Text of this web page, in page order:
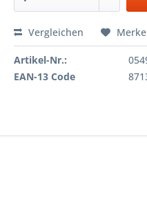
Vergleichen
Artikel-Nr.:
EAN-13 Code